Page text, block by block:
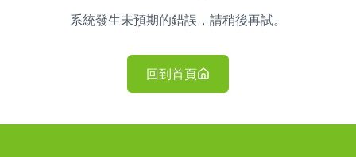
系統發生未預期的錯誤，請稍後再試。
回到首頁